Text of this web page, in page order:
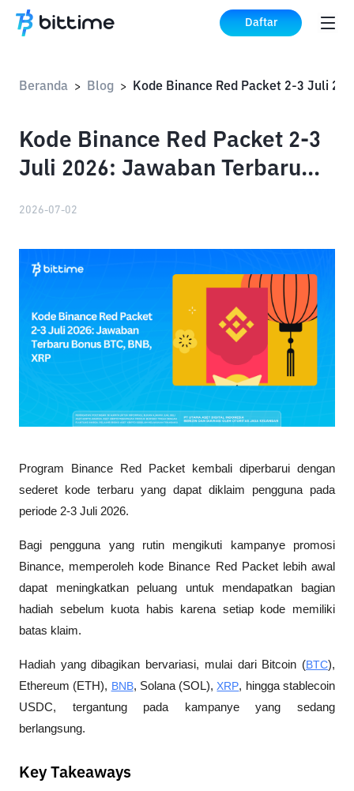
Daftar
Beranda > Blog >
Kode Binance Red Packet 2-3
Juli 2026: Jawaban Terbaru
2026-07-02
Program Binance Red Packet kembali diperbarui dengan
sederet kode terbaru yang dapat diklaim pengguna pada
periode 2-3 Juli 2026.
Bagi pengguna yang rutin mengikuti kampanye promosi
Binance, memperoleh kode Binance Red Packet lebih awal
dapat meningkatkan peluang untuk mendapatkan bagian
hadiah sebelum kuota habis karena setiap kode memiliki
batas klaim.
Hadiah yang dibagikan bervariasi, mulai dari Bitcoin (BTC),
Ethereum (ETH), BNB, Solana (SOL), XRP, hingga stablecoin
USDC, tergantung pada kampanye yang sedang
berlangsung.
Key Takeaways